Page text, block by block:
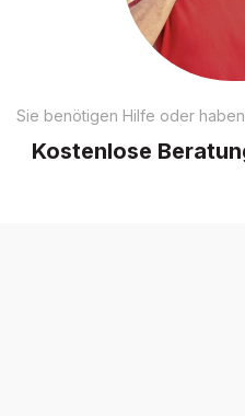
Sie benötigen Hilfe oder
Kostenlose